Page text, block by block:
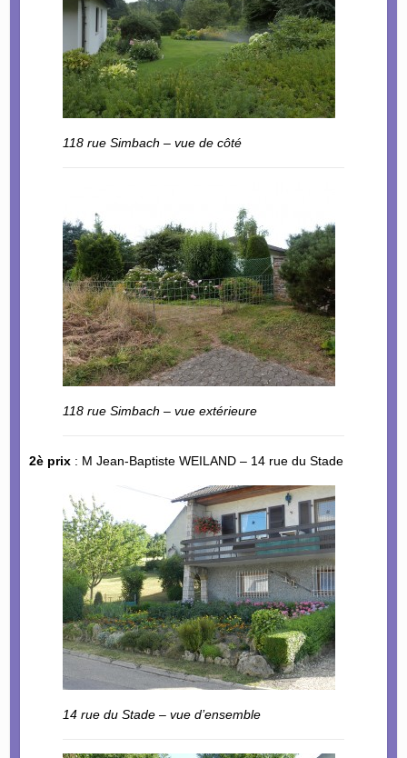
118 rue Simbach – vue de côté
118 rue Simbach – vue extérieure
2è prix: M Jean-Baptiste WEILAND – 14 rue du Stade
14 rue du Stade – vue d’ensemble